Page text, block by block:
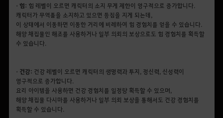
• 힘: 힘 레벨이 오르면 캐릭터의 소지 무게 제한이 영구적으로 증가합니다.
캐릭터가 무역품을 소지하고 있으면 등짐을 지게 되는데,
이 상태에서 이동하면 이동한 거리에 비례하여 힘 경험치를 얻을 수 있습니다.
해양 채집물인 해조를 사용하거나 일부 의뢰의 보상으로도 힘 경험치를 획득할
수 있습니다.
• 건강: 건강 레벨이 오르면 캐릭터의 생명력과 투지, 정신력, 신성력이
영구적으로 증가합니다.
요리 아이템을 사용하면 건강 경험치를 일정량 획득할 수 있으며,
해양 채집물 다시마를 사용하거나 일부 의뢰 보상을 통해서도 건강 경험치를
획득할 수 있습니다.